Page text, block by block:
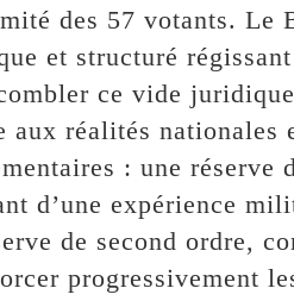
des 57 votants. Le
et structuré
ce vide
aux réalités nationales
: une réserve
d’une expérience
de second ordre,
progressivement